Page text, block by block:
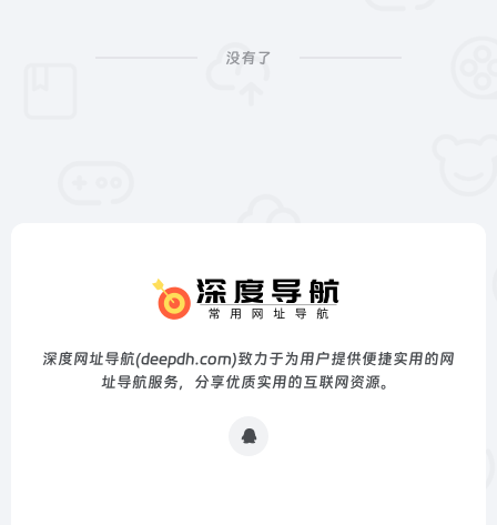
没有了
深度网址导航(deepdh.com)致力于为用户提供便捷实用的网
址导航服务，分享优质实用的互联网资源。